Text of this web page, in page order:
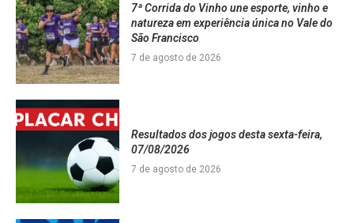
7ª Corrida do Vinho une esporte, vinho e
natureza em experiência única no Vale do
São Francisco
7 de agosto de 2026
Resultados dos jogos desta sexta-feira,
07/08/2026
7 de agosto de 2026